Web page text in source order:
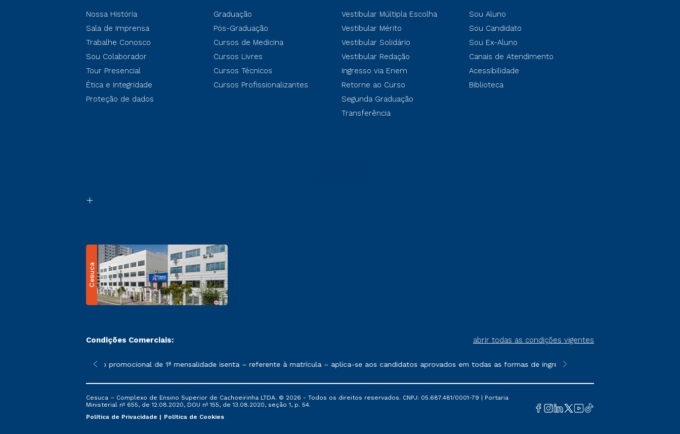
Nossa História
Sala de Imprensa
Trabalhe Conosco
Sou Colaborador
Tour Presencial
Ética e Integridade
Proteção de dados
Graduação
Pós-Graduação
Cursos de Medicina
Cursos Livres
Cursos Técnicos
Cursos Profissionalizantes
Vestibular Múltipla Escolha
Vestibular Mérito
Vestibular Solidário
Vestibular Redação
Ingresso via Enem
Retorne ao Curso
Segunda Graduação
Transferência
Sou Aluno
Sou Candidato
Sou Ex-Aluno
Canais de Atendimento
Acessibilidade
Biblioteca
Cesuca
Condições Comerciais: abrir todas as condições vigentes
sofrer alterações nos períodos de rematrícula conforme exposto no contrato de prestação de serviços
*A condição promocional de 1ª mensalidade isenta – referente à matrícula – aplica-se aos candidatos aprovados em todas as formas de ingresso, exceto na prova on-line ou
**Semipresencial é um formato do
Cesuca – Complexo de Ensino Superior de Cachoeirinha LTDA. © 2026 - Todos os direitos reservados. CNPJ: 05.687.481/0001-79 | Portaria
Ministerial nº 655, de 12.08.2020, DOU nº 155, de 13.08.2020, seção 1, p. 54.
Política de Privacidade
Política de Cookies